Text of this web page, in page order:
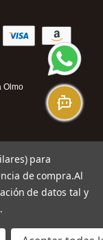
Olmo
para
de compra.Al
de datos tal y
.